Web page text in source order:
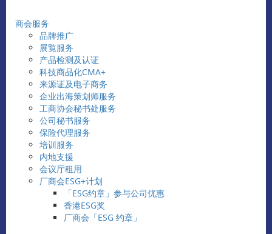
商会服务
品牌推广
展覧服务
产品检测及认证
科技商品化CMA+
来源证及电子商务
企业出海策划师服务
工商协会秘书处服务
公司秘书服务
保险代理服务
培训服务
内地支援
会议厅租用
厂商会ESG+计划
「ESG约章」参与公司优惠
香港ESG奖
厂商会「ESG 约章」